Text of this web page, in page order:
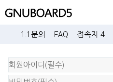
1:1문의 FAQ 접속자 4
회
원
로